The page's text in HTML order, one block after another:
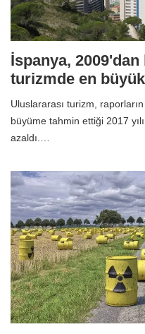
İspanya,
turizmde en
Uluslararası turizm,
büyüme tahmin ettiği 2017
azaldı.…